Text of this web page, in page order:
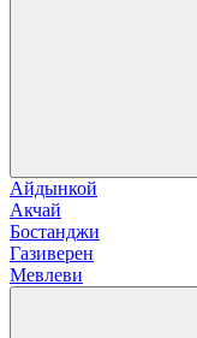
Айдынкой
Акчай
Бостанджи
Газиверен
Мевлеви